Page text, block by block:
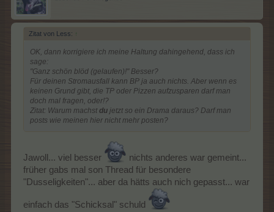
Zitat von Less: ↑
OK, dann korrigiere ich meine Haltung dahingehend, dass ich
sage:
"Ganz schön blöd (gelaufen)!" Besser?
Für deinen Stromausfall kann BP ja auch nichts. Aber wenn es
keinen Grund gibt, die TP oder Pizzen aufzusparen darf man
doch mal fragen, oder!?
Zitat: Warum machst du jetzt so ein Drama daraus? Darf man
posts wie meinen hier nicht mehr posten?
Jawoll... viel besser
nichts anderes war gemeint...
früher gabs mal son Thread für besondere
"Dusseligkeiten"... aber da hätts auch nich gepasst... war
einfach das "Schicksal" schuld